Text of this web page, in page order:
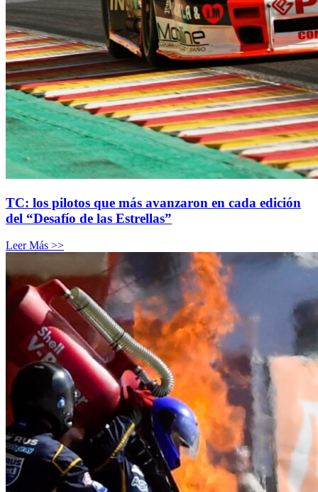
TC: los pilotos que más avanzaron en cada edición
del “Desafío de las Estrellas”
Leer Más >>